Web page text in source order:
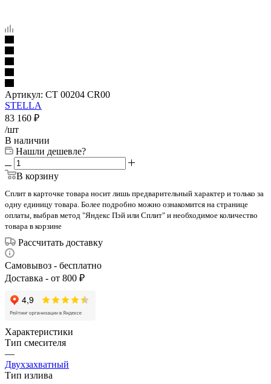
Артикул: CT 00204 CR00
STELLA
83 160 ₽
/шт
В наличии
Нашли дешевле?
В корзину
Сплит в карточке товара носит лишь предварительный характер и только за
одну единицу товара. Более подробно можно ознакомится на странице
оплаты, выбрав метод "Яндекс Пэй или Сплит" и необходимое количество
товара в корзине
Рассчитать доставку
Самовывоз - бесплатно
Доставка - от 800 ₽
Характеристики
Тип смесителя
—
Двухзахватный
Тип излива